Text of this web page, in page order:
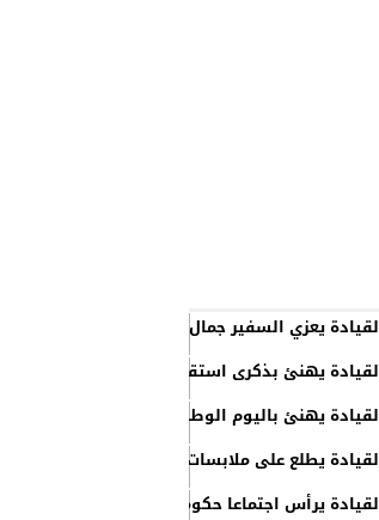
يعزي السفير جمال السلال
يهنئ بذكرى استقلال الفلبين
يهنئ باليوم الوطني الروسي
يطلع على ملابسات حادثة إطلاق النار في
يرأس اجتماعا حكوميا مصغرا لدعم جهود